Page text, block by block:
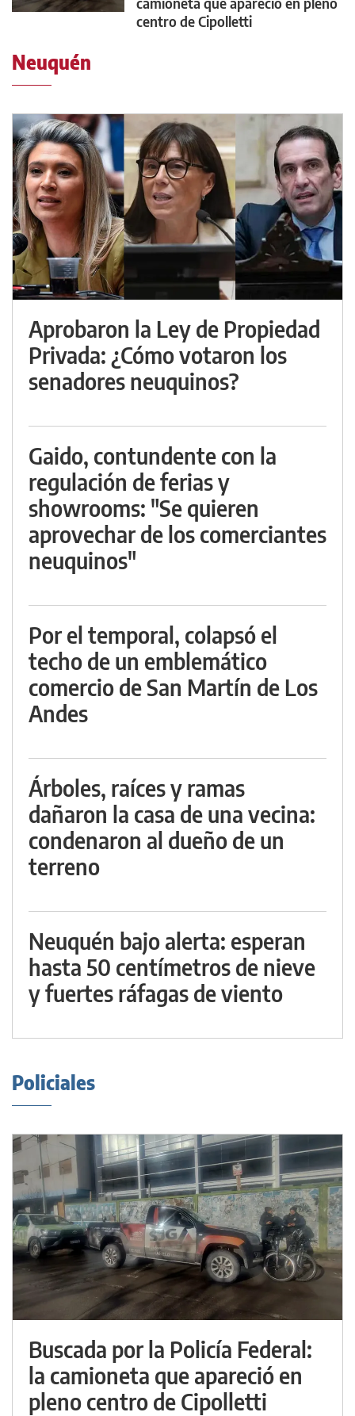
centro de Cipolletti
Neuquén
Aprobaron la Ley de Propiedad
Privada: ¿Cómo votaron los
senadores neuquinos?
Gaido, contundente con la
regulación de ferias y
showrooms: "Se quieren
aprovechar de los comerciantes
neuquinos"
Por el temporal, colapsó el
techo de un emblemático
comercio de San Martín de Los
Andes
Árboles, raíces y ramas
dañaron la casa de una vecina:
condenaron al dueño de un
terreno
Neuquén bajo alerta: esperan
hasta 50 centímetros de nieve
y fuertes ráfagas de viento
Policiales
Buscada por la Policía Federal:
la camioneta que apareció en
pleno centro de Cipolletti